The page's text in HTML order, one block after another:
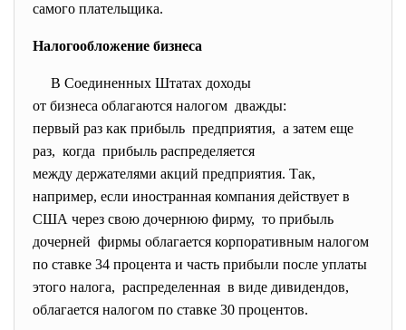
самого плательщика.
Налогообложение бизнеса
В Соединенных Штатах доходы
от бизнеса облагаются налогом дважды:
первый раз как прибыль предприятия, а затем еще
раз, когда прибыль распределяется
между держателями акций предприятия. Так,
например, если иностранная компания действует в
США через свою дочернюю фирму, то прибыль
дочерней фирмы облагается корпоративным налогом
по ставке 34 процента и часть прибыли после уплаты
этого налога, распределенная в виде дивидендов,
облагается налогом по ставке 30 процентов.